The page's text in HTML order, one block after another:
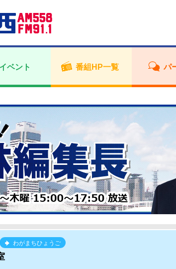
イベント 番組HP一覧 パ
わがまちひょうご